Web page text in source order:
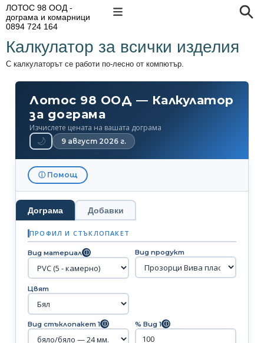
ЛОТОС 98 ООД -
дограма и комарници
0894 724 164
Калкулатор за всички изделия
С калкулаторът се работи по-лесно от компютър.